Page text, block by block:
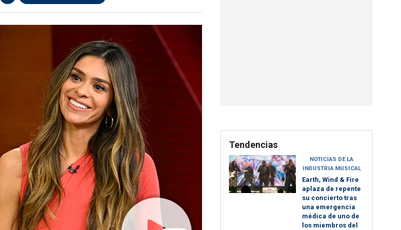
Tendencias
NOTICIAS DE LA
INDUSTRIA MUSICAL
Earth, Wind & Fire
aplaza de repente
su concierto tras
una emergencia
médica de uno de
los miembros del